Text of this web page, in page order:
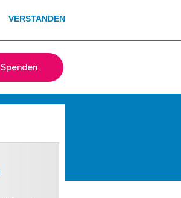
VERSTANDEN
Spenden